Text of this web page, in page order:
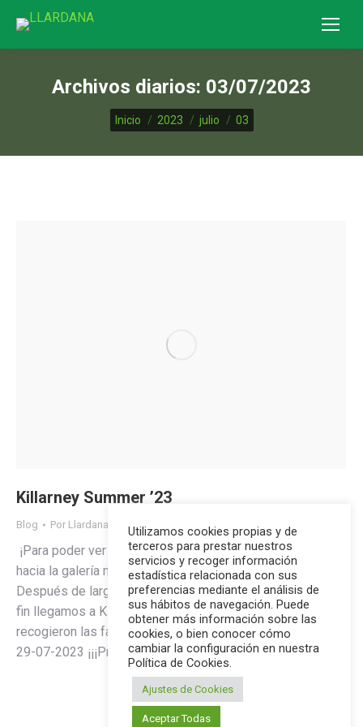
Archivos diarios: 03/07/2023
Estás aquí:
Inicio 2023 julio 03
Killarney Summer ’23
Blog Por Llardana 03/07/2023
¡Para poder ver las fotografías en mejor calidad, desliza
hacia la galería móvil situada al final del post! 28-06-2023
Después de largas horas de viaje entre cielo y tierra..¡Por
fin llegamos a Killarney! En la parada de bus nos
recogieron las familias y nos llevaron a casa a descansar.
29-07-2023 ¡¡¡Primer día de cole!!! Llegamos…
Utilizamos cookies propias y de
terceros para prestar nuestros
servicios y recoger información
estadística relacionada con sus
preferencias mediante el análisis de
sus hábitos de navegación. Puede
obtener más información sobre las
cookies, o bien conocer cómo
cambiar la configuración en nuestra
Política de Cookies.
Ajustes de Cookies
Aceptar Todas